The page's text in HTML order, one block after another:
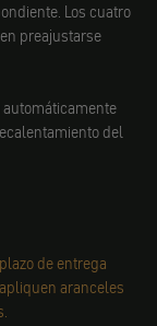
Los cuatro
preajustarse
automáticamente
del
de entrega
aranceles